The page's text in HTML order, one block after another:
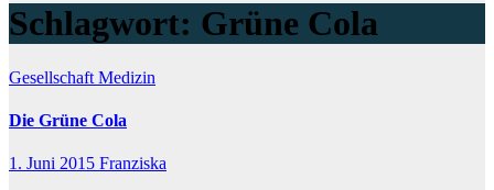
Schlagwort: Grüne Cola
Gesellschaft Medizin
Die Grüne Cola
1. Juni 2015 Franziska